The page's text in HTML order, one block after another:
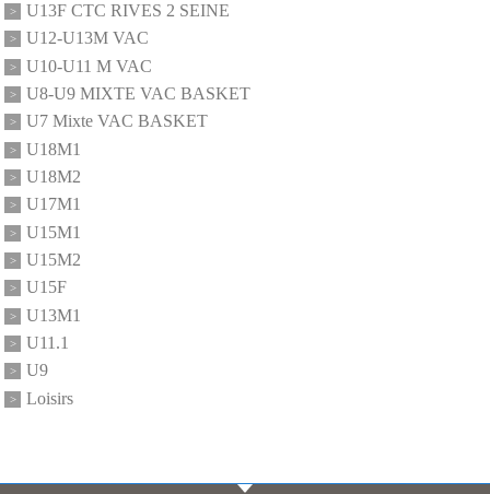
U13F CTC RIVES 2 SEINE
U12-U13M VAC
U10-U11 M VAC
U8-U9 MIXTE VAC BASKET
U7 Mixte VAC BASKET
U18M1
U18M2
U17M1
U15M1
U15M2
U15F
U13M1
U11.1
U9
Loisirs